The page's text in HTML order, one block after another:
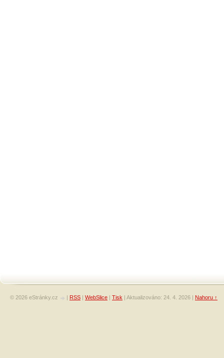
© 2026 eStránky.cz | RSS | WebSlice | Tisk | Aktualizováno: 24. 4. 2026 | Nahoru ↑